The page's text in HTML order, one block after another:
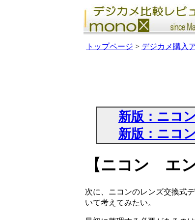
トップページ > デジカメ購入
新版：ニコ
新版：ニコ
【ニコン エ
次に、ニコンのレンズ交換式
いて考えてみたい。